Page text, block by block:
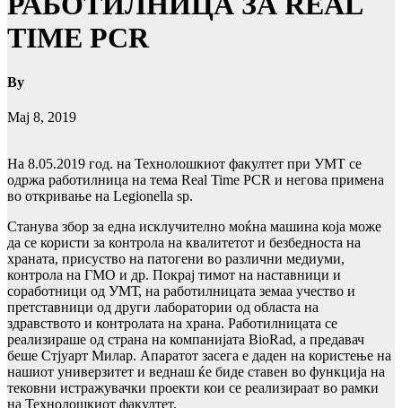
TIME PCR
By
Мај 8, 2019
На 8.05.2019 год. на Технолошкиот факултет при УМТ се
одржа работилница на тема Real Time PCR и негова примена
во откривање на Legionella sp.
Станува збор за една исклучително моќна машина која може
да се користи за контрола на квалитетот и безбедноста на
храната, присуство на патогени во различни медиуми,
контрола на ГМО и др. Покрај тимот на наставници и
соработници од УМТ, на работилницата земаа учество и
претставници од други лаборатории од областа на
здравството и контролата на храна. Работилницата се
реализираше од страна на компанијата BioRad, а предавач
беше Стјуарт Милар. Апаратот засега е даден на користење на
нашиот универзитет и веднаш ќе биде ставен во функција на
тековни истражувачки проекти кои се реализираат во рамки
на Технолошкиот факултет.